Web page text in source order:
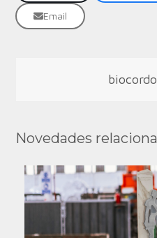
Email
Novedades